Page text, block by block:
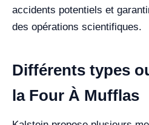
accidents potentiels et
des opérations scientifiques.
Différents types
la Four À Mufflas